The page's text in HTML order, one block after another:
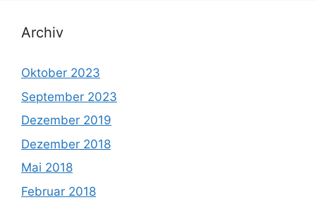
Archiv
Oktober 2023
September 2023
Dezember 2019
Dezember 2018
Mai 2018
Februar 2018